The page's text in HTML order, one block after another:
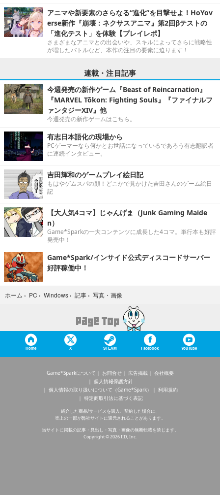
アニマや新要素のさらなる“進化”を目撃せよ！HoYov
erse新作『崩壊：ネクサスアニマ』第2回βテストの
「進化テスト」を体験【プレイレポ】
さまざまなアニマとの出会いや、スキルによってさらに戦略性
が増したバトルなど、本作の注目の要素に迫ります！
連載・注目記事
今週発売の新作ゲーム『Beast of Reincarnation』
『MARVEL Tōkon: Fighting Souls』『ファイナルフ
ァンタジーXIV』他
今週発売の新作ゲームはこちら。
有志日本語化の現場から
PCゲーマーなら何かとお世話になっているであろう有志翻訳者
に連続インタビュー。
吉田輝和のゲームプレイ絵日記
もはやゲムスパの顔！どこかで見かけた吉田さんのゲーム絵日
記
【大人気4コマ】じゃんげま（Junk Gaming Maide
n）
Game*Sparkの一大コンテンツに成長した4コマ。単行本も好評
発売中！
Game*Spark/インサイド公式ディスコードサーバー
好評稼働中！
ホーム › PC › Windows › 記事 › 写真・画像
Home X STEAM Facebook YouTube
Game*Sparkについて お問合せ 広告掲載
会社概要
個人情報保護方針
個人情報の取り扱いについて（Game*Spark）
利用規約
特定商取引法に基づく表記
紹介した商品/サービスを購入、契約した場合に、
売上の一部が弊社サイトに還元されることがあります。
当サイトに掲載の記事・見出し・写真・画像の無断転載を禁じます。
Copyright © 2026 IID, Inc.